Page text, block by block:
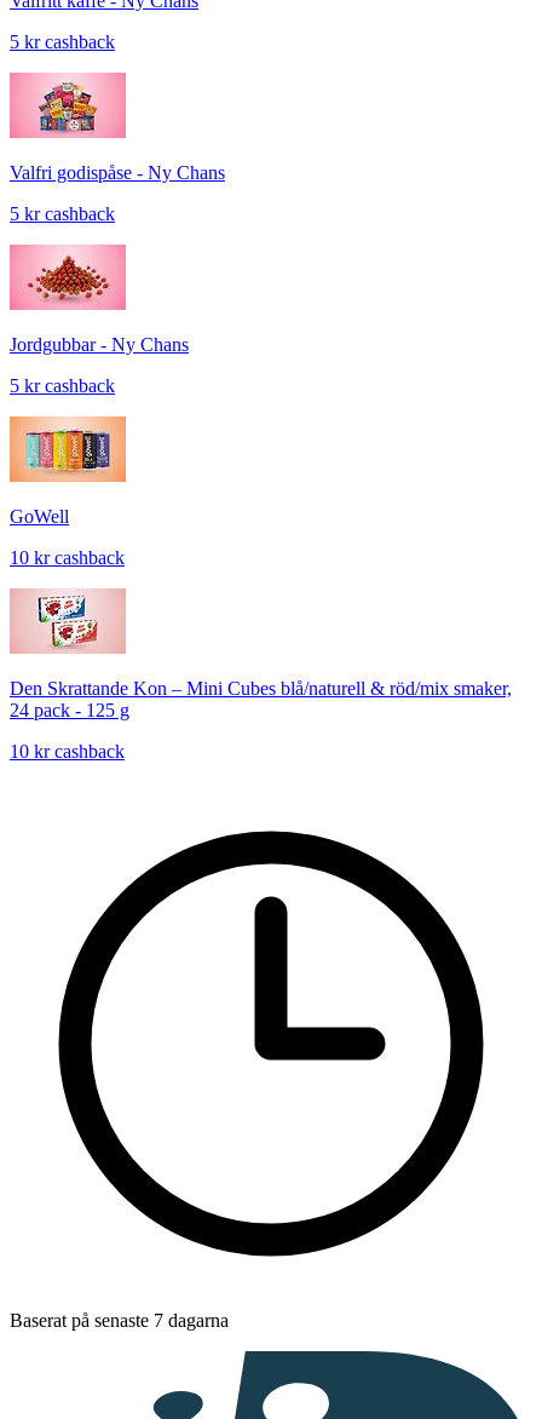
5 kr cashback
Valfri godispåse - Ny Chans
5 kr cashback
Jordgubbar - Ny Chans
5 kr cashback
GoWell
10 kr cashback
Den Skrattande Kon – Mini Cubes blå/naturell & röd/mix smaker,
24 pack - 125 g
10 kr cashback
Baserat på senaste 7 dagarna